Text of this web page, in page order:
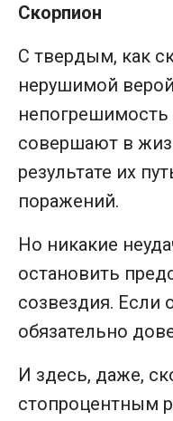
Скорпион
С твердым, как
нерушимой
совершают в
результате их
поражений.
Но никакие
остановить
созвездия. Если
обязательно
И здесь, даже,
стопроцентным